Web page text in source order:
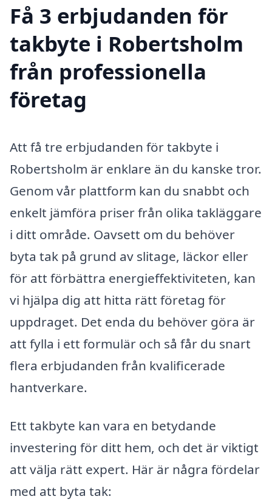
Få 3 erbjudanden för
takbyte i Robertsholm
från professionella
företag
Att få tre erbjudanden för takbyte i
Robertsholm är enklare än du kanske tror.
Genom vår plattform kan du snabbt och
enkelt jämföra priser från olika takläggare
i ditt område. Oavsett om du behöver
byta tak på grund av slitage, läckor eller
för att förbättra energieffektiviteten, kan
vi hjälpa dig att hitta rätt företag för
uppdraget. Det enda du behöver göra är
att fylla i ett formulär och så får du snart
flera erbjudanden från kvalificerade
hantverkare.
Ett takbyte kan vara en betydande
investering för ditt hem, och det är viktigt
att välja rätt expert. Här är några fördelar
med att byta tak: